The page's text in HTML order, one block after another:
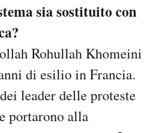
sia sostituito con
Rohullah Khomeini
di esilio in Francia.
leader delle proteste
portarono alla